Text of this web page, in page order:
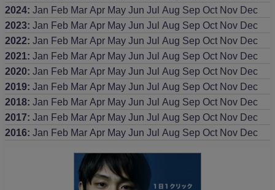
2024: Jan Feb Mar Apr May Jun Jul Aug Sep Oct Nov Dec
2023: Jan Feb Mar Apr May Jun Jul Aug Sep Oct Nov Dec
2022: Jan Feb Mar Apr May Jun Jul Aug Sep Oct Nov Dec
2021 : Jan Feb Mar Apr May Jun Jul Aug Sep Oct Nov Dec
2020: Jan Feb Mar Apr May Jun Jul Aug Sep Oct Nov Dec
2019: Jan Feb Mar Apr May Jun Jul Aug Sep Oct Nov Dec
2018: Jan Feb Mar Apr May Jun Jul Aug Sep Oct Nov Dec
2017: Jan Feb Mar Apr May Jun Jul Aug Sep Oct Nov Dec
2016: Jan Feb Mar Apr May Jun Jul Aug Sep Oct Nov Dec